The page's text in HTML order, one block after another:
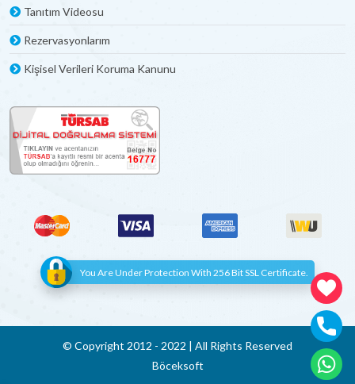
Tanıtım Videosu
Rezervasyonlarım
Kişisel Verileri Koruma Kanunu
You Are Under Protection With 256 Bit SSL Certificate.
© Copyright 2012 - 2022 | All Rights Reserved
Böceksoft